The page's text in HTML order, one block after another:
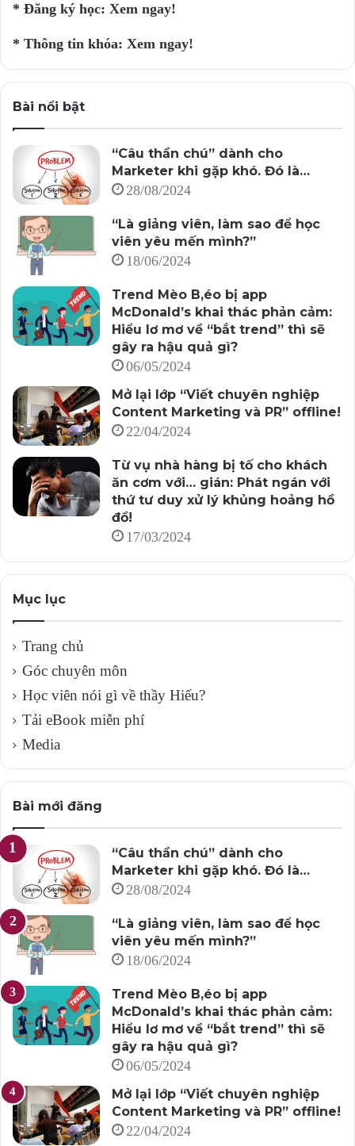
* Đăng ký học: Xem ngay!
* Thông tin khóa: Xem ngay!
Bài nổi bật
“Câu thần chú” dành cho
Marketer khi gặp khó. Đó là…
28/08/2024
“Là giảng viên, làm sao để học
viên yêu mến mình?”
18/06/2024
Trend Mèo B,éo bị app
McDonald’s khai thác phản cảm:
Hiểu lơ mơ về “bắt trend” thì sẽ
gây ra hậu quả gì?
06/05/2024
Mở lại lớp “Viết chuyên nghiệp
Content Marketing và PR” offline!
22/04/2024
Từ vụ nhà hàng bị tố cho khách
ăn cơm với… gián: Phát ngán với
thứ tư duy xử lý khủng hoảng hồ
đồ!
17/03/2024
Mục lục
Trang chủ
Góc chuyên môn
Học viên nói gì về thầy Hiếu?
Tải eBook miễn phí
Media
Bài mới đăng
“Câu thần chú” dành cho
Marketer khi gặp khó. Đó là…
28/08/2024
“Là giảng viên, làm sao để học
viên yêu mến mình?”
18/06/2024
Trend Mèo B,éo bị app
McDonald’s khai thác phản cảm:
Hiểu lơ mơ về “bắt trend” thì sẽ
gây ra hậu quả gì?
06/05/2024
Mở lại lớp “Viết chuyên nghiệp
Content Marketing và PR” offline!
22/04/2024